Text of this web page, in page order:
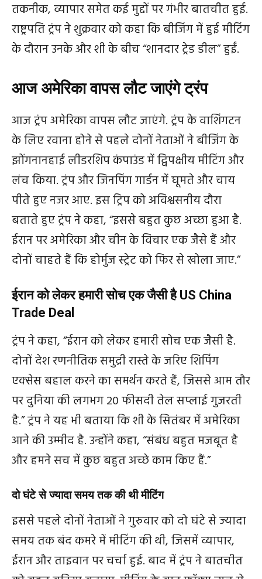
तकनीक, व्यापार समेत कई मुद्दों पर गंभीर बातचीत हुई.
राष्ट्रपति ट्रंप ने शुक्रवार को कहा कि बीजिंग में हुई मीटिंग
के दौरान उनके और शी के बीच “शानदार ट्रेड डील” हुईं.
आज अमेरिका वापस लौट जाएंगे ट्रंप
आज ट्रंप अमेरिका वापस लौट जाएंगे. ट्रंप के वाशिंगटन
के लिए रवाना होने से पहले दोनों नेताओं ने बीजिंग के
झोंगनानहाई लीडरशिप कंपाउंड में द्विपक्षीय मीटिंग और
लंच किया. ट्रंप और जिनपिंग गार्डन में घूमते और चाय
पीते हुए नजर आए. इस ट्रिप को अविश्वसनीय दौरा
बताते हुए ट्रंप ने कहा, “इससे बहुत कुछ अच्छा हुआ है.
ईरान पर अमेरिका और चीन के विचार एक जैसे हैं और
दोनों चाहते हैं कि होर्मुज स्ट्रेट को फिर से खोला जाए.”
ईरान को लेकर हमारी सोच एक जैसी है US China
Trade Deal
ट्रंप ने कहा, “ईरान को लेकर हमारी सोच एक जैसी है.
दोनों देश रणनीतिक समुद्री रास्ते के जरिए शिपिंग
एक्सेस बहाल करने का समर्थन करते हैं, जिससे आम तौर
पर दुनिया की लगभग 20 फीसदी तेल सप्लाई गुजरती
है.” ट्रंप ने यह भी बताया कि शी के सितंबर में अमेरिका
आने की उम्मीद है. उन्होंने कहा, “संबंध बहुत मजबूत है
और हमने सच में कुछ बहुत अच्छे काम किए हैं.”
दो घंटे से ज्यादा समय तक की थी मीटिंग
इससे पहले दोनों नेताओं ने गुरुवार को दो घंटे से ज्यादा
समय तक बंद कमरे में मीटिंग की थी, जिसमें व्यापार,
ईरान और ताइवान पर चर्चा हुई. बाद में ट्रंप ने बातचीत